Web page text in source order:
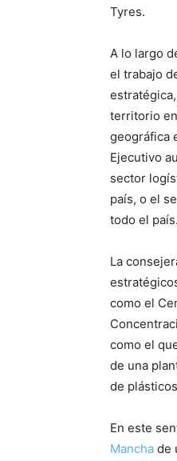
Tyres.
A lo largo
el trabajo
territorio
geográfica
Ejecutivo
sector
país, o el
todo el país.
La
como el
como el
de una
de
En este
Mancha de